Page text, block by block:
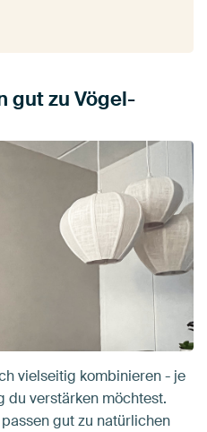
gut zu Vögel-
vielseitig kombinieren - je
du verstärken möchtest.
gut zu natürlichen